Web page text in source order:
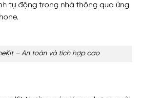
tự động trong nhà thông qua ứng
– An toàn và tích hợp cao